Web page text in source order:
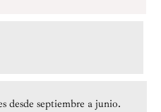
desde septiembre a junio.